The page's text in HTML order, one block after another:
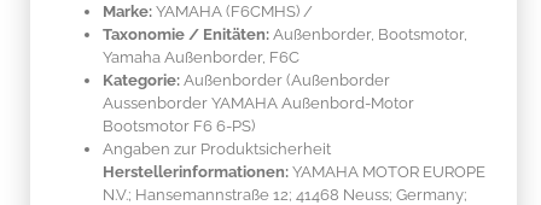
Marke: YAMAHA (F6CMHS) /
Taxonomie / Enitäten: Außenborder, Bootsmotor,
Yamaha Außenborder, F6C
Kategorie: Außenborder (Außenborder
Aussenborder YAMAHA Außenbord-Motor
Bootsmotor F6 6-PS)
Angaben zur Produktsicherheit
Herstellerinformationen: YAMAHA MOTOR EUROPE
N.V.; Hansemannstraße 12; 41468 Neuss; Germany;